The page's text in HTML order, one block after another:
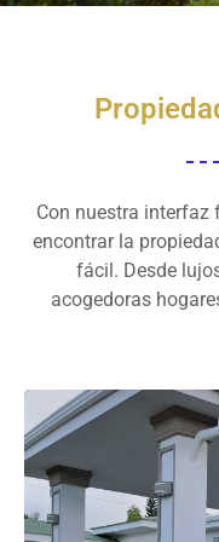
Con nuestra interfaz
encontrar la
fácil. Desde
acogedoras